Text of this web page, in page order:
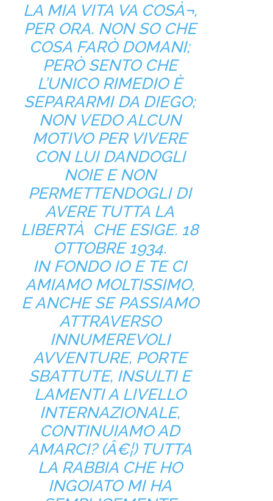
LA MIA VITA VA COSÀ¬,
PER ORA. NON SO CHE
COSA FARÒ DOMANI;
PERÒ SENTO CHE
L’UNICO RIMEDIO È
SEPARARMI DA DIEGO;
NON VEDO ALCUN
MOTIVO PER VIVERE
CON LUI DANDOGLI
NOIE E NON
PERMETTENDOGLI DI
AVERE TUTTA LA
LIBERTÀ CHE ESIGE. 18
OTTOBRE 1934.
IN FONDO IO E TE CI
AMIAMO MOLTISSIMO,
E ANCHE SE PASSIAMO
ATTRAVERSO
INNUMEREVOLI
AVVENTURE, PORTE
SBATTUTE, INSULTI E
LAMENTI A LIVELLO
INTERNAZIONALE,
CONTINUIAMO AD
AMARCI? (Â€¦) TUTTA
LA RABBIA CHE HO
INGOIATO MI HA